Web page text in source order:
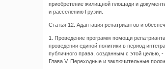
приобретение жилищной площади и
и расселению Грузии.
Статья 12. Адаптация репатриантов и
1. Проведение программ помощи
проведении единой политики в период
публичного права, созданным с этой целью,
Глава V. Переходные и заключительные